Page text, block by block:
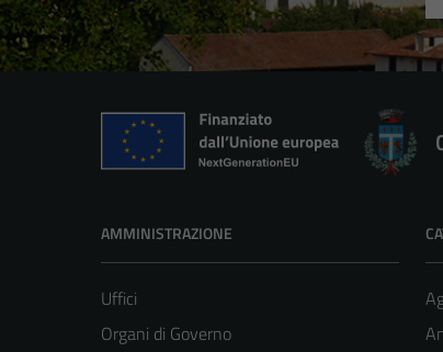
AMMINISTRAZIONE
Uffici
Organi di Governo